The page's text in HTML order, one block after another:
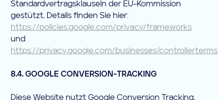
Standardvertragsklauseln der EU-Kommission
gestützt. Details finden Sie hier:
https://policies.google.com/privacy/frameworks
und
https://privacy.google.com/businesses/
8.4. GOOGLE CONVERSION-TRACKING
Diese Website nutzt Google Conversion Tracking.